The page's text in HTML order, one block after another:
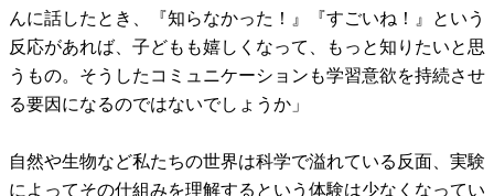
んに話したとき、『知らなかった！』『すごいね！』という
反応があれば、子どもも嬉しくなって、もっと知りたいと思
うもの。そうしたコミュニケーションも学習意欲を持続させ
る要因になるのではないでしょうか」
自然や生物など私たちの世界は科学で溢れている反面、実験
によってその仕組みを理解するという体験は少なくなってい